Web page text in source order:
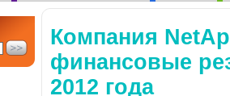
Компания
финансовые
2012 года